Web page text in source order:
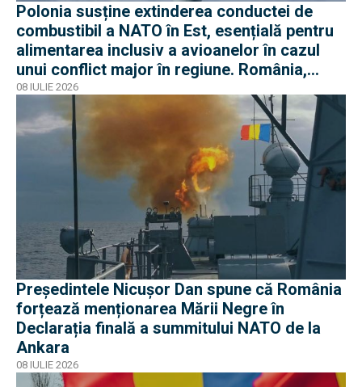
Polonia susține extinderea conductei de
combustibil a NATO în Est, esențială pentru
alimentarea inclusiv a avioanelor în cazul
unui conflict major în regiune. România,
parte a proiectului
08 IULIE 2026
Președintele Nicușor Dan spune că România
forțează menționarea Mării Negre în
Declarația finală a summitului NATO de la
Ankara
08 IULIE 2026